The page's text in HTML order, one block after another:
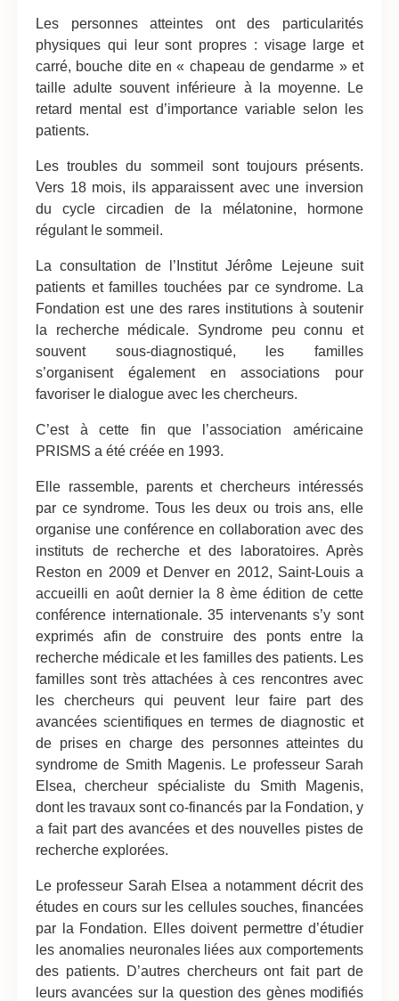
Les personnes atteintes ont des particularités
physiques qui leur sont propres : visage large et
carré, bouche dite en « chapeau de gendarme » et
taille adulte souvent inférieure à la moyenne. Le
retard mental est d’importance variable selon les
patients.
Les troubles du sommeil sont toujours présents.
Vers 18 mois, ils apparaissent avec une inversion
du cycle circadien de la mélatonine, hormone
régulant le sommeil.
La consultation de l’Institut Jérôme Lejeune suit
patients et familles touchées par ce syndrome. La
Fondation est une des rares institutions à soutenir
la recherche médicale. Syndrome peu connu et
souvent sous-diagnostiqué, les familles
s’organisent également en associations pour
favoriser le dialogue avec les chercheurs.
C’est à cette fin que l’association américaine
PRISMS a été créée en 1993.
Elle rassemble, parents et chercheurs intéressés
par ce syndrome. Tous les deux ou trois ans, elle
organise une conférence en collaboration avec des
instituts de recherche et des laboratoires. Après
Reston en 2009 et Denver en 2012, Saint-Louis a
accueilli en août dernier la 8 ème édition de cette
conférence internationale. 35 intervenants s’y sont
exprimés afin de construire des ponts entre la
recherche médicale et les familles des patients. Les
familles sont très attachées à ces rencontres avec
les chercheurs qui peuvent leur faire part des
avancées scientifiques en termes de diagnostic et
de prises en charge des personnes atteintes du
syndrome de Smith Magenis. Le professeur Sarah
Elsea, chercheur spécialiste du Smith Magenis,
dont les travaux sont co-financés par la Fondation, y
a fait part des avancées et des nouvelles pistes de
recherche explorées.
Le professeur Sarah Elsea a notamment décrit des
études en cours sur les cellules souches, financées
par la Fondation. Elles doivent permettre d’étudier
les anomalies neuronales liées aux comportements
des patients. D’autres chercheurs ont fait part de
leurs avancées sur la question des gènes modifiés